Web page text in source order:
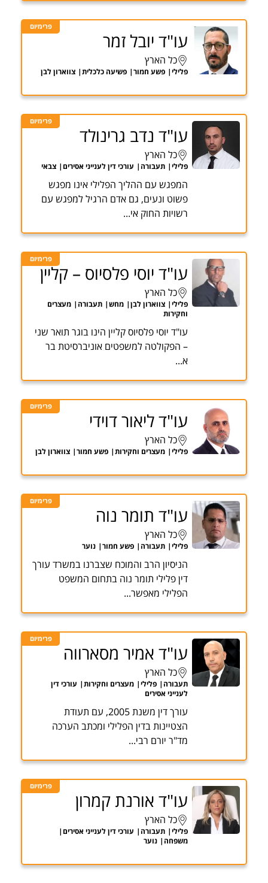
פרימיום
עו"ד יובל זמר
כל הארץ
פלילי פשע חמור פשיעה כלכלית צווארון לבן
פרימיום
עו"ד נדב גרינולד
כל הארץ
פלילי תעבורה עורכי דין לענייני אסירים צבאי
המפגש עם ההליך הפלילי אינו מפגש
פשוט ונעים, גם אדם הרגיל למפגש עם
רשויות החוק אי...
פרימיום
עו"ד יוסי פלסיוס – קליין
כל הארץ
פלילי צווארון לבן מחש תעבורה
מעצרים
וחקירות
עו"ד יוסי פלסיוס קליין הינו בוגר תואר שני
– הפקולטה למשפטים אוניברסיטת בר
א...
פרימיום
עו"ד ליאור דוידי
כל הארץ
פלילי מעצרים וחקירות פשע חמור צווארון לבן
פרימיום
עו"ד תומר נוה
כל הארץ
פלילי תעבורה פשע חמור נוער
הניסיון הרב והמוכח שצברנו במשרד עורך
דין פלילי תומר נוה בתחום המשפט
הפלילי מאפשר...
פרימיום
עו"ד אמיר מסארווה
כל הארץ
תעבורה פלילי מעצרים וחקירות
עורכי דין
לענייני אסירים
עורך דין משנת 2005, עם תעודת
הצטיינות בדין הפלילי ומכתב הערכה
מד"ר יורם רבי...
פרימיום
עו"ד אורנת קמרון
כל הארץ
פלילי תעבורה
עורכי דין לענייני אסירים
משפחה
נוער